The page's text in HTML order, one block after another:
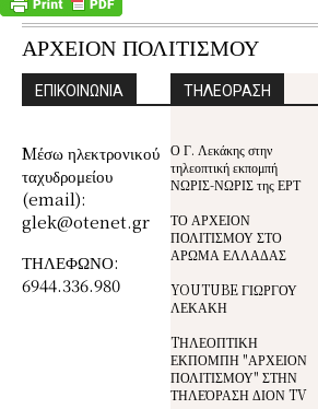
ΑΡΧΕΙΟΝ ΠΟΛΙΤΙΣΜΟΥ
ΕΠΙΚΟΙΝΩΝΙΑ
Mέσω ηλεκτρονικού
ταχυδρομείου
(email):
glek@otenet.gr
ΤΗΛΕΦΩΝΟ:
6944.336.980
ΤΗΛΕΟΡΑΣΗ
Ο Γ. Λεκάκης στην
τηλεοπτική εκπομπή
ΝΩΡΙΣ-ΝΩΡΙΣ της ΕΡΤ
ΤΟ ΑΡΧΕΙΟΝ
ΠΟΛΙΤΙΣΜΟΥ ΣΤΟ
ΑΡΩΜΑ ΕΛΛΑΔΑΣ
YOUTUBE ΓΙΩΡΓΟΥ
ΛΕΚΑΚΗ
TΗΛΕΟΠΤΙΚΗ
ΕΚΠΟΜΠΗ "ΑΡΧΕΙΟΝ
ΠΟΛΙΤΙΣΜΟΥ" ΣΤΗΝ
ΤΗΛΕΌΡΑΣΗ ΔΙΟΝ TV